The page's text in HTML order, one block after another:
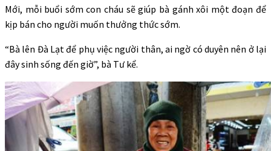
Mới, mỗi buổi sớm con cháu sẽ giúp bà gánh xôi một đoạn để
kịp bán cho người muốn thưởng thức sớm.
“Bà lên Đà Lạt để phụ việc người thân, ai ngờ có duyên nên ở lại
đây sinh sống đến giờ”, bà Tư kể.